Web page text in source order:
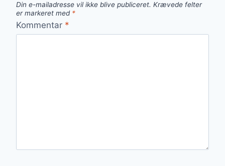
Din e-mailadresse vil ikke blive publiceret. Krævede felter
er markeret med *
Kommentar *